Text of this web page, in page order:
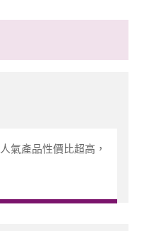
氣產品性價比超高，